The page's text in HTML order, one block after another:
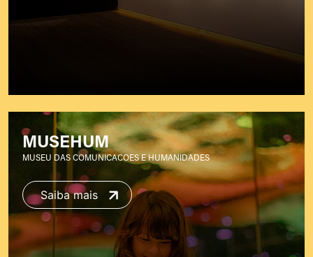
MUSEHUM
MUSEU DAS COMUNICACOES E HUMANIDADES
Saiba mais